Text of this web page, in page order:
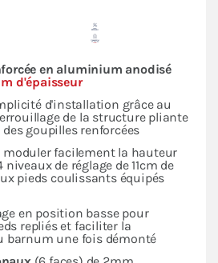
en aluminium anodisé
d'épaisseur
d'installation grâce au
de la structure pliante
goupilles renforcées
moduler facilement la hauteur
de réglage de 11cm de
pieds coulissants équipés
en position basse pour
repliés et faciliter la
barnum une fois démonté